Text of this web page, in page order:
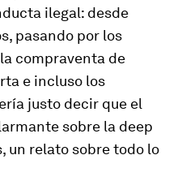
ilegal: desde
pasando por los
compraventa de
e incluso los
justo decir que el
sobre la deep
un relato sobretodo lo